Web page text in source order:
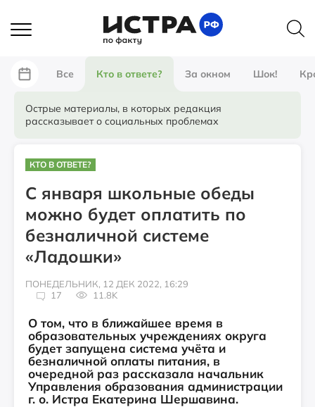
Все Кто в ответе? За окном Шок!
Острые материалы, в которых редакция
рассказывает о социальных проблемах
КТО В ОТВЕТЕ?
С января школьные обеды
можно будет оплатить по
безналичной системе
«Ладошки»
ПОНЕДЕЛЬНИК, 12 ДЕК 2022, 16:29
17
11.8K
О том, что в ближайшее время в
образовательных учреждениях округа
будет запущена система учёта и
безналичной оплаты питания, в
очередной раз рассказала начальник
Управления образования администрации
г. о. Истра Екатерина Шершавина.